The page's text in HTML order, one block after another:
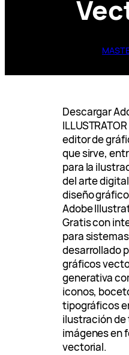
Descargar
editor de
que sirve,
para la
del arte
diseño
Adobe
Gratis con
para
desarrollado
gráficos
generativa
iconos,
tipográficos
ilustración de
imágenes en
vectorial.